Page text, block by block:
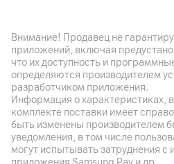
Основная камера
Разрешение камеры
200Мп
Разрешение видео
8K
Оптическая стабилизация
да
Внимание! Продавец не
приложений, включая
что их доступность и
определяются производителем
разработчиком приложения.
Информация о характеристиках,
комплекте поставки имеет
быть изменены производителем
уведомления, в том числе
могут испытывать затруднения с